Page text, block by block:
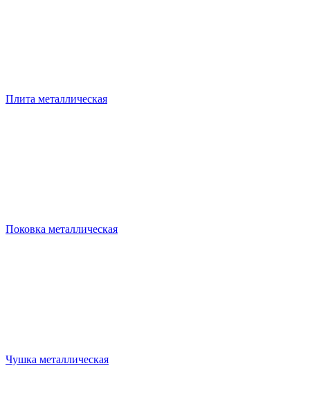
Плита металлическая
Поковка металлическая
Чушка металлическая